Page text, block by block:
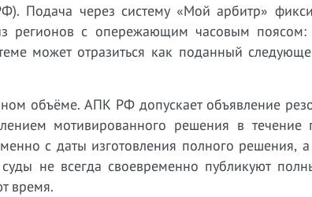
Подача через систему «Мой арбитр»
регионов с опережающим часовым поясом:
может отразиться как поданный
объёме. АПК РФ допускает объявление
мотивированного решения в течение
с даты изготовления полного решения,
не всегда своевременно публикуют
время.